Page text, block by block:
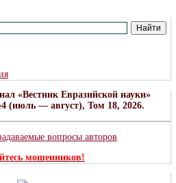
«Вестник Евразийской науки»
(июль — август), Том 18, 2026.
вопросы авторов
мошенников!